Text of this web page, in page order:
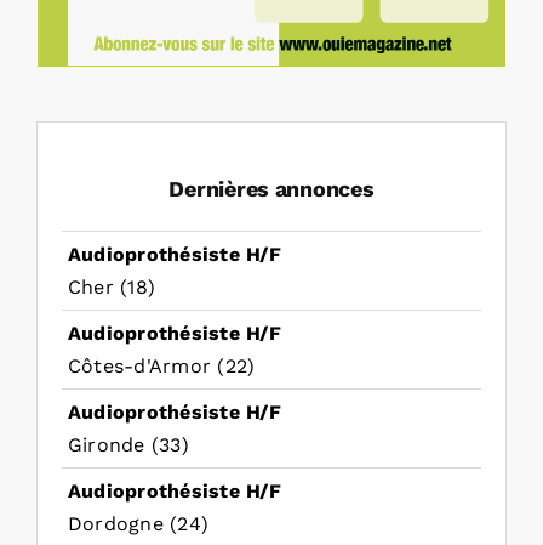
Dernières annonces
Audioprothésiste H/F
Cher (18)
Audioprothésiste H/F
Côtes-d'Armor (22)
Audioprothésiste H/F
Gironde (33)
Audioprothésiste H/F
Dordogne (24)